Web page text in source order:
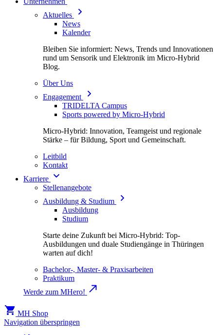
Aktuelles
News
Kalender
Bleiben Sie informiert: News, Trends und Innovationen
rund um Sensorik und Elektronik im Micro-Hybrid
Blog.
Über Uns
Engagement
TRIDELTA Campus
Sports powered by Micro-Hybrid
Micro-Hybrid: Innovation, Teamgeist und regionale
Stärke – für Bildung, Sport und Gemeinschaft.
Leitbild
Kontakt
Karriere
Stellenangebote
Ausbildung & Studium
Ausbildung
Studium
Starte deine Zukunft bei Micro-Hybrid: Top-
Ausbildungen und duale Studiengänge in Thüringen
warten auf dich!
Bachelor-, Master- & Praxisarbeiten
Praktikum
Werde zum MHero!
MH Shop
Navigation überspringen